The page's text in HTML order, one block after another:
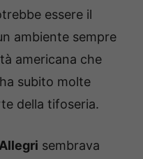
essere il
ambiente sempre
americana che
ha subito molte
della tifoseria.
Allegri sembrava